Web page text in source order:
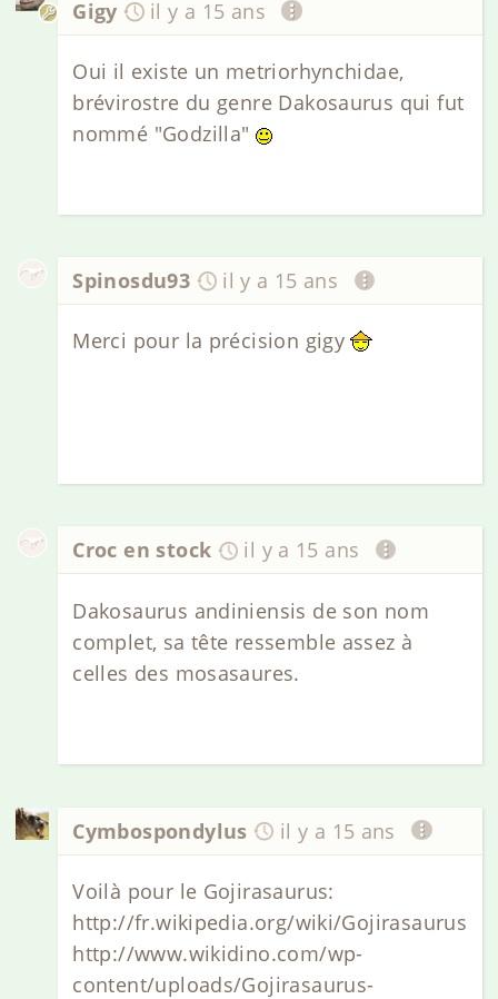
Gigy il y a 15 ans
Oui il existe un metriorhynchidae,
brévirostre du genre Dakosaurus qui fut
nommé "Godzilla"
Spinosdu93 il y a 15 ans
Merci pour la précision gigy
Croc en stock il y a 15 ans
Dakosaurus andiniensis de son nom
complet, sa tête ressemble assez à
celles des mosasaures.
Cymbospondylus il y a 15 ans
Voilà pour le Gojirasaurus:
http://fr.wikipedia.org/wiki/Gojirasaurus
http://www.wikidino.com/wp-
content/uploads/Gojirasaurus-